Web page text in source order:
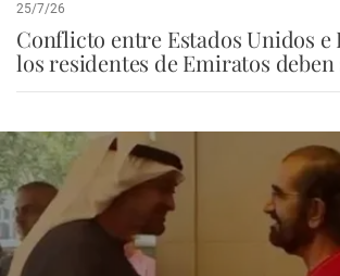
25/7/26
Conflicto entre Estados Unidos e
los residentes de Emiratos deben